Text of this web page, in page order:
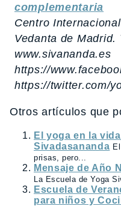
complementaria
Centro
Vedanta de Madrid.
www.sivananda.es
https://
https://twitter.com/
Otros artículos que
El yoga en la
Sivadasananda
prisas, pero...
Mensaje de Año
La Escuela de Yoga
Escuela de
para niños y